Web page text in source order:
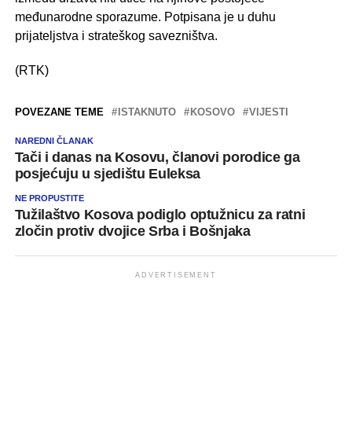
međunarodne sporazume. Potpisana je u duhu
prijateljstva i strateškog savezništva.
(RTK)
POVEZANE TEME ISTAKNUTO KOSOVO VIJESTI
NAREDNI ČLANAK
Tači i danas na Kosovu, članovi porodice ga
posjećuju u sjedištu Euleksa
NE PROPUSTITE
Tužilaštvo Kosova podiglo optužnicu za ratni
zločin protiv dvojice Srba i Bošnjaka
ADVERTISEMENT